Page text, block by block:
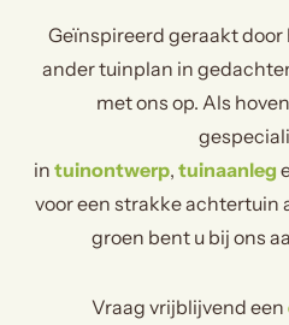
Geïnspireerd geraakt
ander tuinplan in
met ons op. Als
in tuinontwerp, tuinaanleg
voor een strakke achtertuin
groen bent u bij ons
Vraag vrijblijvend een